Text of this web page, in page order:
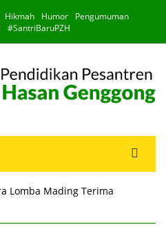
Hikmah Humor
Pengumuman
#SantriBaruPZH
Lomba Mading Terima